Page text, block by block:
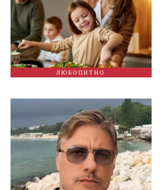
ЛЮБОПИТНО